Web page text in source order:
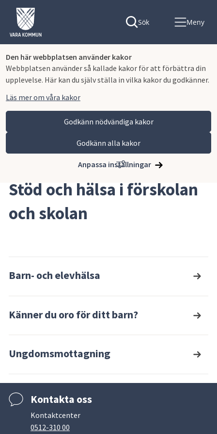
Den här webbplatsen använder kakor
Webbplatsen använder så kallade kakor för att förbättra din
upplevelse. Här kan du själv ställa in vilka kakor du godkänner.
Läs mer om våra kakor
Godkänn nödvändiga kakor
Godkänn alla kakor
Anpassa inställningar
Sök Meny
Vara kommun
Barn och utbildning
Stöd och hälsa i förskolan och skolan
Stöd och hälsa i förskolan
och skolan
Barn- och elevhälsa
Känner du oro för ditt barn?
Ungdomsmottagning
Kontakta oss
Kontaktcenter
0512-310 00